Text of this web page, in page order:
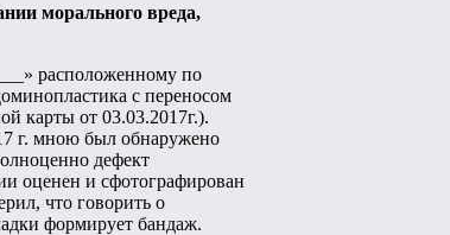
морального вреда,
расположенному по
с переносом
карты от 03.03.2017г.).
г. мною был обнаружено
дефект
оценен и сфотографирован
что говорить о
формирует бандаж.